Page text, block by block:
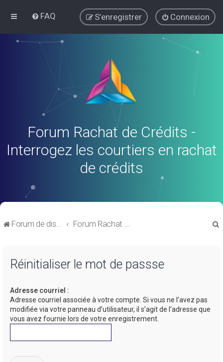
FAQ Connexion
S’enregistrer
Forum Rachat de Crédits -
Interrogez les courtiers en rachat
de crédits
Forum de discussions sur le Regroupement de Crédits et le Rachat de Crédits Forum Rachat de Crédits
Réinitialiser le mot de passse
Adresse courriel :
Adresse courriel associée à votre compte. Si vous ne l’avez pas
modifiée via votre panneau d’utilisateur, il s’agit de l’adresse que
vous avez fournie lors de votre enregistrement.